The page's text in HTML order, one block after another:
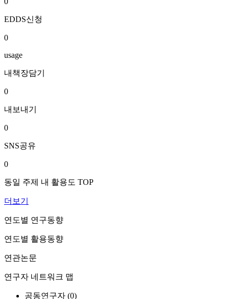
EDDS신청
0
usage
내책장담기
0
내보내기
0
SNS공유
0
동일 주제 내 활용도 TOP
더보기
연도별 연구동향
연도별 활용동향
연관논문
연구자 네트워크 맵
공동연구자 (0)